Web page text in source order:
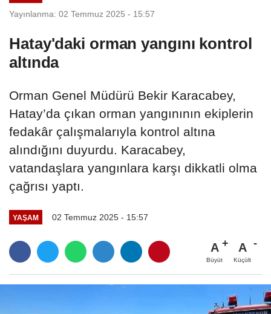
Yayınlanma: 02 Temmuz 2025 - 15:57
Hatay'daki orman yangını kontrol
altında
Orman Genel Müdürü Bekir Karacabey,
Hatay’da çıkan orman yangınının ekiplerin
fedakâr çalışmalarıyla kontrol altına
alındığını duyurdu. Karacabey,
vatandaşlara yangınlara karşı dikkatli olma
çağrısı yaptı.
YAŞAM 02 Temmuz 2025 - 15:57
A
Büyüt
A
Küçült